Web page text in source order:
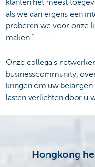
klanten het meest
als we dan ergens een
proberen we voor onze
maken.”
Onze collega's
businesscommunity,
kringen om uw
lasten verlichten door u
Hongkong